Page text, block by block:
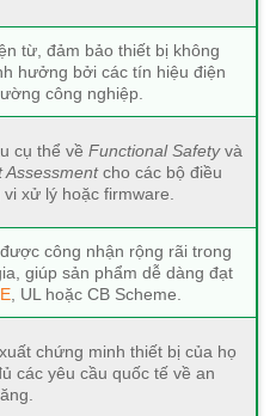
từ, đảm bảo thiết bị không
hưởng bởi các tín hiệu điện
công nghiệp.
cụ thể về Functional Safetyvà
Assessmentcho các bộ điều
xử lý hoặc firmware.
công nhận rộng rãi trong
giúp sản phẩm dễ dàng đạt
, UL hoặc CB Scheme.
chứng minh thiết bị của họ
các yêu cầu quốc tế về an